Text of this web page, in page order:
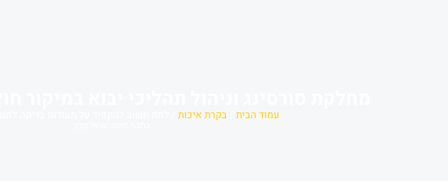
עמוד הבית בקרת איכות